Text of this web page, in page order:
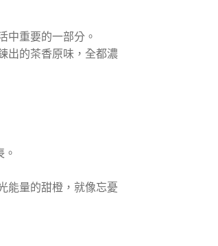
中重要的一部分。
出的茶香原味，全都濃
能量的甜橙，就像忘憂